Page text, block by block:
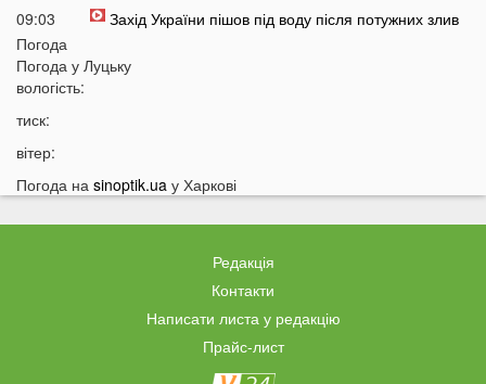
09:03
Захід України пішов під воду після потужних злив
08:50
травмований
найближчим часом
Назвали 5 побутових справ, які не можна робити в
суботу та неділю
Назвали найжадібніших чоловіків за знаком Зодіаку
Погода
Погода у Луцьку
вологість:
тиск:
вітер:
Погода на sinoptik.ua у Харкові
Редакція
Контакти
Написати листа у редакцію
Прайс-лист